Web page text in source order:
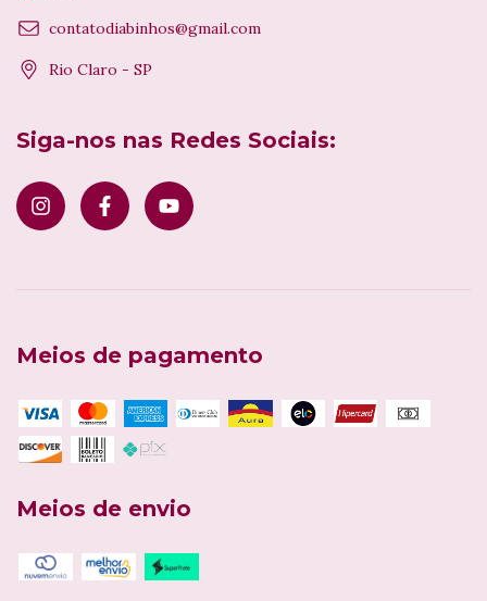
contatodiabinhos@gmail.com
Rio Claro - SP
Siga-nos nas Redes Sociais:
Meios de pagamento
Meios de envio